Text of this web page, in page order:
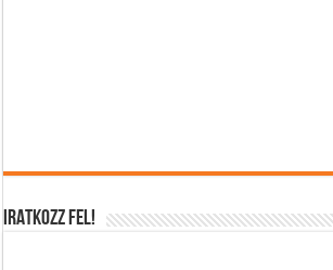
IRATKOZZ FEL!